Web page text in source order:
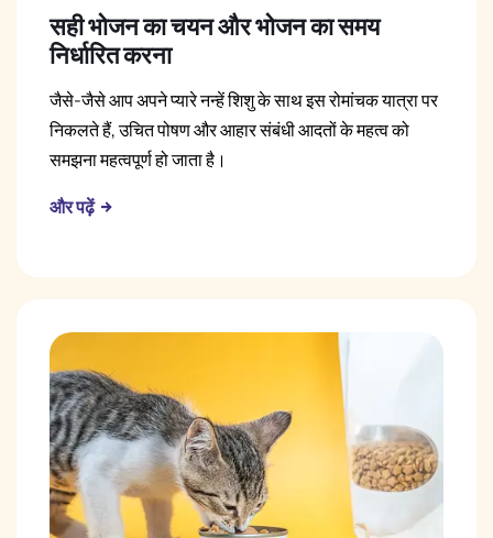
सही भोजन का चयन और भोजन का समय
निर्धारित करना
जैसे-जैसे आप अपने प्यारे नन्हें शिशु के साथ इस रोमांचक यात्रा पर
निकलते हैं, उचित पोषण और आहार संबंधी आदतों के महत्व को
समझना महत्वपूर्ण हो जाता है।
और पढ़ें